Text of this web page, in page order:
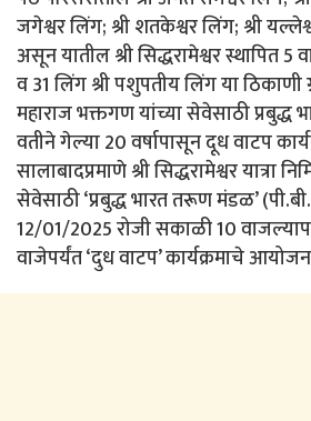
जगेश्वर लिंग; श्री शतकेश्वर लिंग; श्री
असून यातील श्री सिद्धरामेश्वर स्थापित 5
व 31 लिंग श्री पशुपतीय लिंग या ठिकाणी
महाराज भक्तगण यांच्या सेवेसाठी प्रबुद्ध
वतीने गेल्या 20 वर्षापासून दूध वाटप
सालाबादप्रमाणे श्री सिद्धरामेश्वर यात्रा
सेवेसाठी ‘प्रबुद्ध भारत तरूण मंडळ’
12/01/2025 रोजी सकाळी 10
वाजेपर्यंत ‘दुध वाटप’ कार्यक्रमाचे